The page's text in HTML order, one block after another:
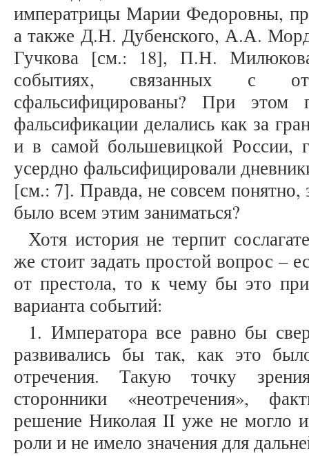
императрицы Марии Федоровны,
а также Д.Н. Дубенского, А.А.
Гучкова [см.: 18], П.Н.
событиях, связанных с
сфальсифицированы? При этом
фальсификации делались как за
и в самой большевицкой России,
усердно фальсифицировали
[см.: 7]. Правда, не совсем
было всем этим заниматься?
Хотя история не терпит
же стоит задать простой вопрос –
от престола, то к чему бы это
варианта событий:
1. Императора все равно бы
развивались бы так, как это
отречения. Такую точку
сторонники «неотречения»,
решение Николая II уже не могло
роли и не имело значения для